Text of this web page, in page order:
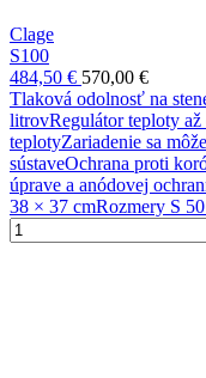
Clage
S100
484,50 € 570,00 €
Tlaková odolnosť na
litrovRegulátor teploty
teplotyZariadenie sa
sústaveOchrana proti
úprave a anódovej
38 × 37 cmRozmery S